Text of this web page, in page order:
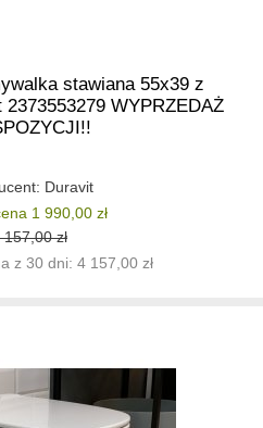
stawiana 55x39 z
2373553279 WYPRZEDAŻ
Duravit
1 990,00 zł
157,00 zł
z 30 dni: 4 157,00 zł